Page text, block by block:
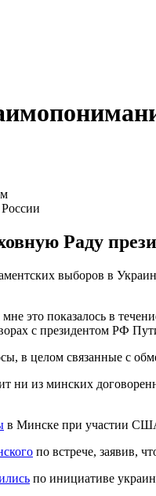
Раду
выборов в
это показалось в
с президентом РФ
в целом связанные с
ни из минских
в Минске при участии
по встрече, заявив,
по инициативе